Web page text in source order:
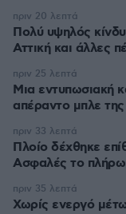
Πολύ υψηλός
Αττική και άλλες
πριν 20 λεπτά
Μια εντυπωσιακή
απέραντο μπλε
πριν 25 λεπτά
Πλοίο δέχθηκε
Ασφαλές το
πριν 33 λεπτά
Χωρίς ενεργό
πριν 35 λεπτά